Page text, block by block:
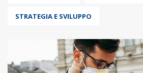
STRATEGIA E SVILUPPO